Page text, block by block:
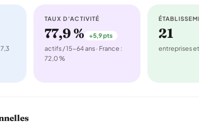
TAUX D'ACTIVITÉ
77,9 % +5,9 pts
actifs / 15-64 ans · France :
72,0 %
21
entreprises